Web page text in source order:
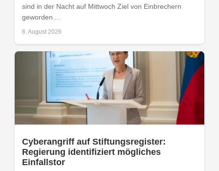
sind in der Nacht auf Mittwoch Ziel von Einbrechern
geworden....
6. August 2026
Cyberangriff auf Stiftungsregister:
Regierung identifiziert mögliches
Einfallstor